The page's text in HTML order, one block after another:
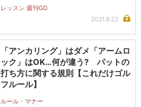
レッスン 週刊GD
2021.6.22
「アンカリング」はダメ「アームロ
ック」はOK…何が違う? パットの
打ち方に関する規則【これだけゴル
フルール】
ルール・マナー